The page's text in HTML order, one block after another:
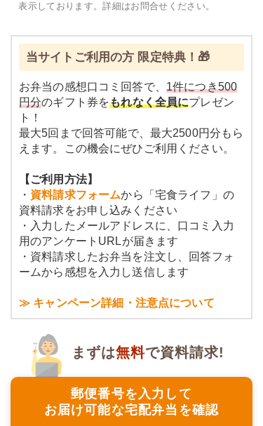
表示しております。詳細はお問合せください。
当サイトご利用の方 限定特典！🎁
お弁当の感想口コミ回答で、 1件につき500
円分のギフト券をもれなく全員にプレゼン
ト！
最大5回まで回答可能で、最大2500円分もら
えます。この機会にぜひご利用ください。
【ご利用方法】
・ 資料請求フォームから「宅食ライフ」の
資料請求をお申し込みください
・入力したメールアドレスに、口コミ入力
用のアンケートURLが届きます
・資料請求したお弁当を注文し、回答フォ
ームから感想を入力し送信します
≫ キャンペーン詳細・注意点について
郵便番号を入力して
お届け可能な宅配弁当を確認
まずは無料で資料請求!